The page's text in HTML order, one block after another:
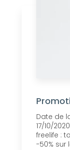
Date de
17/10/
freelife :
-50% sur